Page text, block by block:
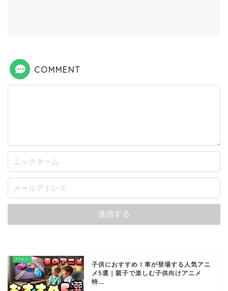
COMMENT
子供におすすめ！車が登場する人気アニ
メ5選｜親子で楽しむ子供向けアニメ
特...